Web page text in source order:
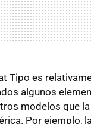
Tipo es
algunos
modelos que
Por ejemplo,